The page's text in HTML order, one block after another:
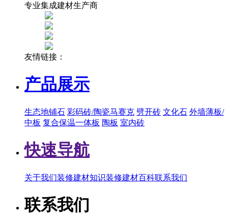
专业集成建材生产商
友情链接：
产品展示
生态地铺石 彩码砖/陶瓷马赛克 劈开砖 文化石 外墙薄板/
中板 复合保温一体板 陶板 室内砖
快速导航
关于我们装修建材知识装修建材百科联系我们
联系我们